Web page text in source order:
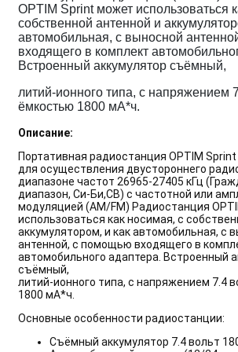
OPTIM Sprint может использоваться
собственной антенной и
автомобильная, с выносной
входящего в комплект
Встроенный аккумулятор съёмный,
литий-ионного типа, с напряжением
ёмкостью 1800 мА*ч.
Описание:
Портативная радиостанция OPTIM
для осуществления двустороннего
диапазоне частот 26965-27405 кГц
диапазон, Си-Би,CB) с частотной или
модуляцией (AM/FM) Радиостанция
использоваться как носимая, с
аккумулятором, и как автомобильная, с
антенной, с помощью входящего в
автомобильного адаптера. Встроенный
съёмный,
литий-ионного типа, с напряжением 7.4
1800 мА*ч.
Основные особенности радиостанции:
Съёмный аккумулятор 7.4 вольт